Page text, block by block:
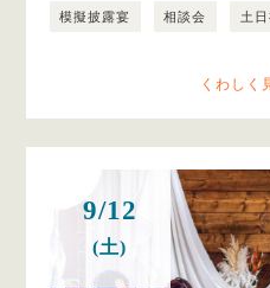
模擬披露宴 相談会 土
くわしく
9/12
(土)